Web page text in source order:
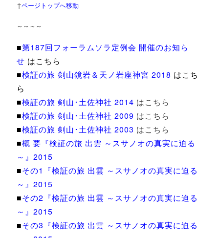
↑ページトップへ移動
～～～～
■第187回フォーラムソラ定例会 開催のお知ら
せ はこちら
■検証の旅 剣山鏡岩＆天ノ岩座神宮 2018 はこち
ら
■検証の旅 剣山･土佐神社 2014 はこちら
■検証の旅 剣山･土佐神社 2009 はこちら
■検証の旅 剣山･土佐神社 2003 はこちら
■概 要『検証の旅 出雲 ～スサノオの真実に迫る
～』2015
■その1『検証の旅 出雲 ～スサノオの真実に迫る
～』2015
■その2『検証の旅 出雲 ～スサノオの真実に迫る
～』2015
■その3『検証の旅 出雲 ～スサノオの真実に迫る